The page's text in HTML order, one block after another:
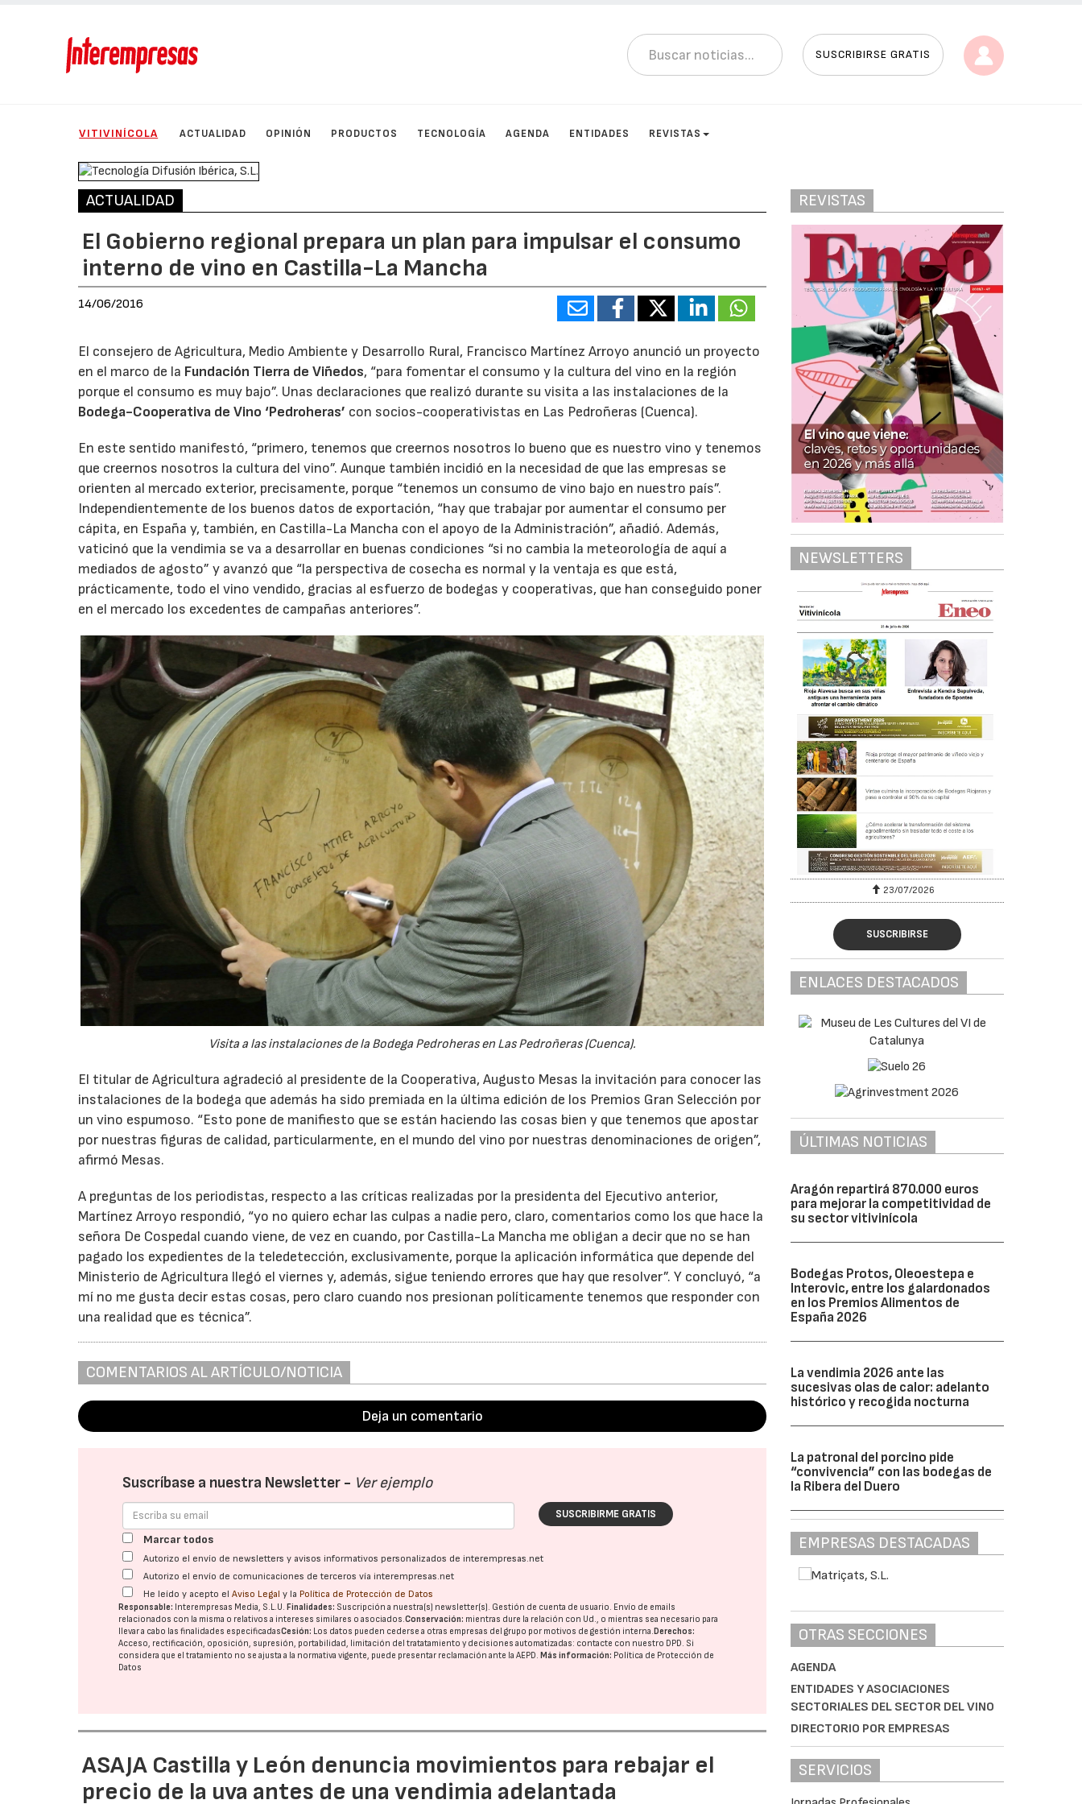
SUSCRIBIRSE GRATIS
VITIVINÍCOLA ACTUALIDAD OPINIÓN PRODUCTOS TECNOLOGÍA AGENDA ENTIDADES REVISTAS
ACTUALIDAD
El Gobierno regional prepara un plan para impulsar el consumo
interno de vino en Castilla-La Mancha
14/06/2016
El consejero de Agricultura, Medio Ambiente y Desarrollo Rural, Francisco Martínez Arroyo anunció un proyecto
en el marco de la Fundación Tierra de Viñedos, “para fomentar el consumo y la cultura del vino en la región
porque el consumo es muy bajo”. Unas declaraciones que realizó durante su visita a las instalaciones de la
Bodega-Cooperativa de Vino ‘Pedroheras’ con socios-cooperativistas en Las Pedroñeras (Cuenca).
En este sentido manifestó, “primero, tenemos que creernos nosotros lo bueno que es nuestro vino y tenemos
que creernos nosotros la cultura del vino”. Aunque también incidió en la necesidad de que las empresas se
orienten al mercado exterior, precisamente, porque “tenemos un consumo de vino bajo en nuestro país”.
Independientemente de los buenos datos de exportación, “hay que trabajar por aumentar el consumo per
cápita, en España y, también, en Castilla-La Mancha con el apoyo de la Administración”, añadió. Además,
vaticinó que la vendimia se va a desarrollar en buenas condiciones “si no cambia la meteorología de aquí a
mediados de agosto” y avanzó que “la perspectiva de cosecha es normal y la ventaja es que está,
prácticamente, todo el vino vendido, gracias al esfuerzo de bodegas y cooperativas, que han conseguido poner
en el mercado los excedentes de campañas anteriores”.
Visita a las instalaciones de la Bodega Pedroheras en Las Pedroñeras (Cuenca).
El titular de Agricultura agradeció al presidente de la Cooperativa, Augusto Mesas la invitación para conocer las
instalaciones de la bodega que además ha sido premiada en la última edición de los Premios Gran Selección por
un vino espumoso. “Esto pone de manifiesto que se están haciendo las cosas bien y que tenemos que apostar
por nuestras figuras de calidad, particularmente, en el mundo del vino por nuestras denominaciones de origen”,
afirmó Mesas.
A preguntas de los periodistas, respecto a las críticas realizadas por la presidenta del Ejecutivo anterior,
Martínez Arroyo respondió, “yo no quiero echar las culpas a nadie pero, claro, comentarios como los que hace la
señora De Cospedal cuando viene, de vez en cuando, por Castilla-La Mancha me obligan a decir que no se han
pagado los expedientes de la teledetección, exclusivamente, porque la aplicación informática que depende del
Ministerio de Agricultura llegó el viernes y, además, sigue teniendo errores que hay que resolver”. Y concluyó, “a
mí no me gusta decir estas cosas, pero claro cuando nos presionan políticamente tenemos que responder con
una realidad que es técnica”.
COMENTARIOS AL ARTÍCULO/NOTICIA
Deja un comentario
Suscríbase a nuestra Newsletter - Ver ejemplo
SUSCRIBIRME GRATIS
Marcar todos
Autorizo el envío de newsletters y avisos informativos personalizados de interempresas.net
Autorizo el envío de comunicaciones de terceros vía interempresas.net
He leído y acepto elAviso Legal y la Política de Protección de Datos
Responsable: Interempresas Media, S.L.U.Finalidades: Suscripción a nuestra(s) newsletter(s). Gestión de cuenta de usuario. Envío de emails
relacionados con la misma o relativos a intereses similares o asociados.Conservación: mientras dure la relación con Ud., o mientras sea necesario para
llevar a cabo las finalidades especificadasCesión: Los datos pueden cederse a otras empresas del grupo por motivos de gestión interna.Derechos:
Acceso, rectificación, oposición, supresión, portabilidad, limitación del tratatamiento y decisiones automatizadas: contacte con nuestro DPD. Si
considera que el tratamiento no se ajusta a la normativa vigente, puede presentar reclamación ante laAEPD.Más información: Política de Protección de
Datos
ASAJA Castilla y León denuncia movimientos para rebajar el
precio de la uva antes de una vendimia adelantada
REVISTAS
NEWSLETTERS
23/07/2026 30/07/2026 23/07/2026
SUSCRIBIRSE
ENLACES DESTACADOS
ÚLTIMAS NOTICIAS
Aragón repartirá 870.000 euros
para mejorar la competitividad de
su sector vitivinícola
Bodegas Protos, Oleoestepa e
Interovic, entre los galardonados
en los Premios Alimentos de
España 2026
La vendimia 2026 ante las
sucesivas olas de calor: adelanto
histórico y recogida nocturna
La patronal del porcino pide
“convivencia” con las bodegas de
la Ribera del Duero
EMPRESAS DESTACADAS
OTRAS SECCIONES
AGENDA
ENTIDADES Y ASOCIACIONES
SECTORIALES DEL SECTOR DEL VINO
DIRECTORIO POR EMPRESAS
SERVICIOS